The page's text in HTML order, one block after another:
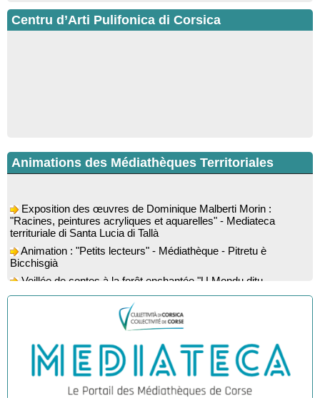
Centru d’Arti Pulifonica di Corsica
Animations des Médiathèques Territoriales
"Racines, peintures acryliques et aquarelles" - Mediateca
territuriale di Santa Lucia di Tallà
Bicchisgià
Veillée de contes à la forêt enchantée "U Mondu ditu
mignuleddu" par la Caravane de Conteurs - Currà
Colloque : "Taravu : terre de patrimoines", Regards sur le
patrimoine religieux, roman, thermal et littéraire - Spaziu Jean-
Marc Fiamma - A Sarra di Farru
Spectacle musical : "Viaghju in Corsica cù Regina & Bruno",
hommage au duo mythique de la chanson corse interprété par
Marie-Elsa Picciocchi (chant), Marc’Antò Belgodere (chant et
gutare) et Jacky Le Menn (claviers) - Salle des fêtes - Cuzzà